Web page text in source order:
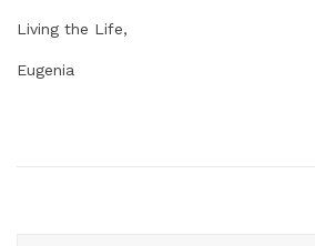
Living the Life,
Eugenia